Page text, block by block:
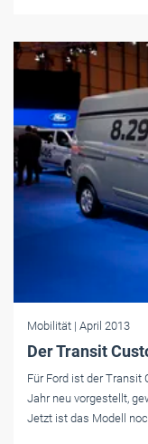
Mobilität | April 2013
Der Transit
Für Ford ist der
Jahr neu vorgestellt,
Jetzt ist das Modell